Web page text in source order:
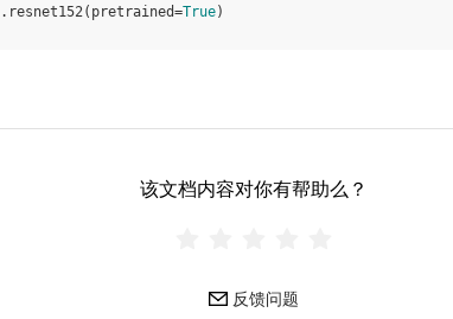
. resnet152( pretrained=True)
该文档内容对你有帮助么？
反馈问题